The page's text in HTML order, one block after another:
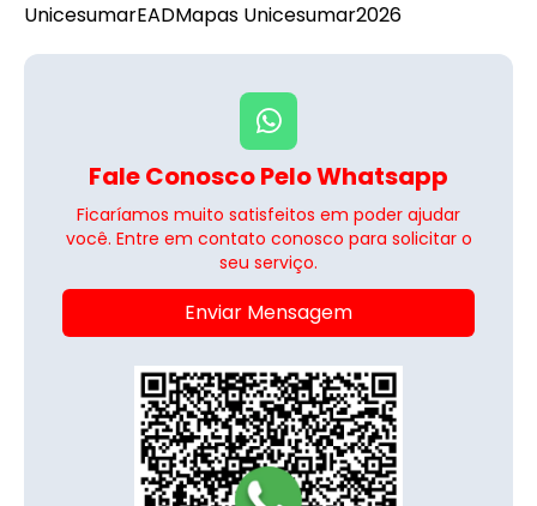
UnicesumarEADMapas Unicesumar2026
Fale Conosco Pelo Whatsapp
Ficaríamos muito satisfeitos em poder ajudar
você. Entre em contato conosco para solicitar o
seu serviço.
Enviar Mensagem